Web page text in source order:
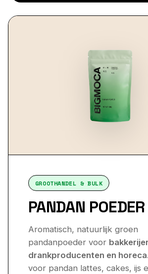
GROOTHANDEL & BULK
PANDAN POEDER
Aromatisch, natuurlijk groen
pandanpoeder voor
drankproducenten en horeca
voor pandan lattes, cakes, ijs